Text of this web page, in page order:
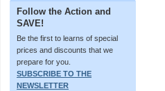
Follow the Action and
SAVE!
Be the first to learns of special
prices and discounts that we
prepare for you.
SUBSCRIBE TO THE
NEWSLETTER